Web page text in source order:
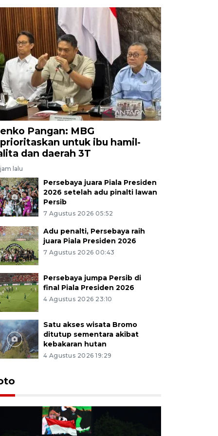
Pangan: MBG
untuk ibu hamil-
dan daerah 3T
lalu
Persebaya juara Piala Presiden
2026 setelah adu pinalti lawan
Persib
7 Agustus 2026 05:52
Adu penalti, Persebaya raih
juara Piala Presiden 2026
7 Agustus 2026 00:43
Persebaya jumpa Persib di
final Piala Presiden 2026
4 Agustus 2026 23:10
Satu akses wisata Bromo
ditutup sementara akibat
kebakaran hutan
4 Agustus 2026 19:29